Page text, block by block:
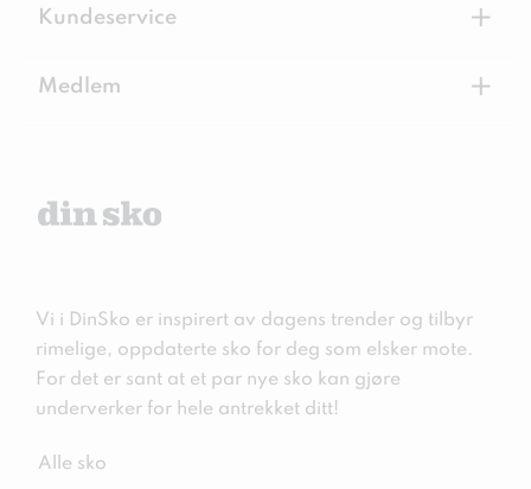
Kundeservice +
Medlem +
Vi i DinSko er inspirert av dagens trender og tilbyr
rimelige, oppdaterte sko for deg som elsker mote.
For det er sant at et par nye sko kan gjøre
underverker for hele antrekket ditt!
Alle sko